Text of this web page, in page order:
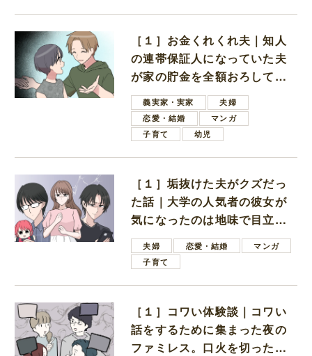
［１］お金くれくれ夫｜知人
の連帯保証人になっていた夫
が家の貯金を全額おろしてほ
しいと言ってきた
義実家・実家
夫婦
恋愛・結婚
マンガ
子育て
幼児
［１］垢抜けた夫がクズだっ
た話｜大学の人気者の彼女が
気になったのは地味で目立た
ない男子学生
夫婦 恋愛・結婚
マンガ
子育て
［１］コワい体験談｜コワい
話をするために集まった夜の
ファミレス。口火を切ったの